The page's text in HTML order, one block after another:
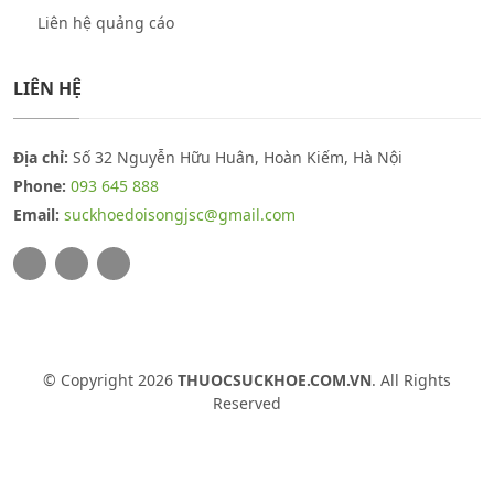
Liên hệ quảng cáo
LIÊN HỆ
Địa chỉ: Số 32 Nguyễn Hữu Huân, Hoàn Kiếm, Hà Nội
Phone: 093 645 888
Email: suckhoedoisongjsc@gmail.com
© Copyright 2026 THUOCSUCKHOE.COM.VN. All Rights
Reserved